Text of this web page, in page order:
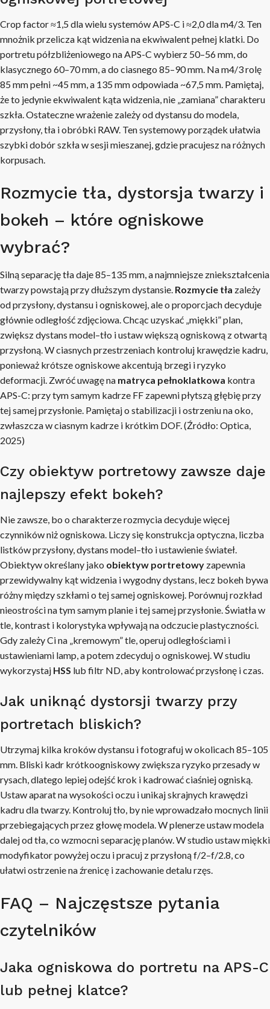
Crop factor ≈1,5 dla wielu systemów APS-C i ≈2,0 dla m4/3. Ten
mnożnik przelicza kąt widzenia na ekwiwalent pełnej klatki. Do
portretu półzbliżeniowego na APS-C wybierz 50–56 mm, do
klasycznego 60–70 mm, a do ciasnego 85–90 mm. Na m4/3 rolę
85 mm pełni ~45 mm, a 135 mm odpowiada ~67,5 mm. Pamiętaj,
że to jedynie ekwiwalent kąta widzenia, nie „zamiana” charakteru
szkła. Ostateczne wrażenie zależy od dystansu do modela,
przysłony, tła i obróbki RAW. Ten systemowy porządek ułatwia
szybki dobór szkła w sesji mieszanej, gdzie pracujesz na różnych
korpusach.
Rozmycie tła, dystorsja twarzy i
bokeh – które ogniskowe
wybrać?
Silną separację tła daje 85–135 mm, a najmniejsze zniekształcenia
twarzy powstają przy dłuższym dystansie. Rozmycie tła zależy
od przysłony, dystansu i ogniskowej, ale o proporcjach decyduje
głównie odległość zdjęciowa. Chcąc uzyskać „miękki” plan,
zwiększ dystans model–tło i ustaw większą ogniskową z otwartą
przysłoną. W ciasnych przestrzeniach kontroluj krawędzie kadru,
ponieważ krótsze ogniskowe akcentują brzegi i ryzyko
deformacji. Zwróć uwagę na matryca pełnoklatkowa kontra
APS-C: przy tym samym kadrze FF zapewni płytszą głębię przy
tej samej przysłonie. Pamiętaj o stabilizacji i ostrzeniu na oko,
zwłaszcza w ciasnym kadrze i krótkim DOF. (Źródło: Optica,
2025)
Czy obiektyw portretowy zawsze daje
najlepszy efekt bokeh?
Nie zawsze, bo o charakterze rozmycia decyduje więcej
czynników niż ogniskowa. Liczy się konstrukcja optyczna, liczba
listków przysłony, dystans model–tło i ustawienie świateł.
Obiektyw określany jako obiektyw portretowy zapewnia
przewidywalny kąt widzenia i wygodny dystans, lecz bokeh bywa
różny między szkłami o tej samej ogniskowej. Porównuj rozkład
nieostrości na tym samym planie i tej samej przysłonie. Światła w
tle, kontrast i kolorystyka wpływają na odczucie plastyczności.
Gdy zależy Ci na „kremowym” tle, operuj odległościami i
ustawieniami lamp, a potem zdecyduj o ogniskowej. W studiu
wykorzystaj HSS lub filtr ND, aby kontrolować przysłonę i czas.
Jak uniknąć dystorsji twarzy przy
portretach bliskich?
Utrzymaj kilka kroków dystansu i fotografuj w okolicach 85–105
mm. Bliski kadr krótkoogniskowy zwiększa ryzyko przesady w
rysach, dlatego lepiej odejść krok i kadrować ciaśniej ogniską.
Ustaw aparat na wysokości oczu i unikaj skrajnych krawędzi
kadru dla twarzy. Kontroluj tło, by nie wprowadzało mocnych linii
przebiegających przez głowę modela. W plenerze ustaw modela
dalej od tła, co wzmocni separację planów. W studio ustaw miękki
modyfikator powyżej oczu i pracuj z przysłoną f/2–f/2.8, co
ułatwi ostrzenie na źrenicę i zachowanie detalu rzęs.
FAQ – Najczęstsze pytania
czytelników
Jaka ogniskowa do portretu na APS-C
lub pełnej klatce?